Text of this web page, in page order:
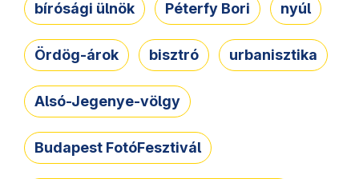
bírósági ülnök Péterfy Bori nyúl
Ördög-árok bisztró urbanisztika
Alsó-Jegenye-völgy
Budapest FotóFesztivál